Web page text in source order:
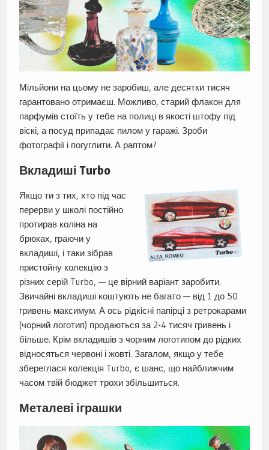
Мільйони на цьому не заробиш, але десятки тисяч
гарантовано отримаєш. Можливо, старий флакон для
парфумів стоїть у тебе на полиці в якості штофу під
віскі, а посуд припадає пилом у гаражі. Зроби
фотографії і погуглити. А раптом?
Вкладиші Turbo
Якщо ти з тих, хто під час
перерви у школі постійно
протирав коліна на
брюках, граючи у
вкладиші, і таки зібрав
пристойну колекцію з
різних серій Turbo, — це вірний варіант заробити.
Звичайні вкладиші коштують не багато — від 1 до 50
гривень максимум. А ось рідкісні папірці з ретрокарами
(чорний логотип) продаються за 2-4 тисяч гривень і
більше. Крім вкладишів з чорним логотипом до рідких
відносяться червоні і жовті. Загалом, якщо у тебе
збереглася колекція Turbo, є шанс, що найближчим
часом твій бюджет трохи збільшиться.
Металеві іграшки